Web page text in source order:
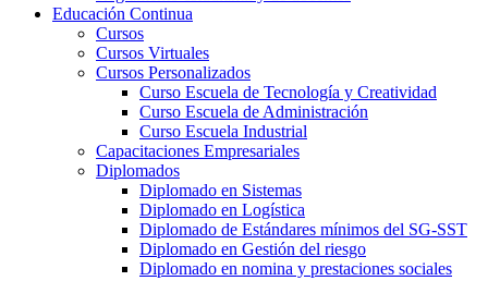
Educación Continua
Cursos
Cursos Virtuales
Cursos Personalizados
Curso Escuela de Tecnología y Creatividad
Curso Escuela de Administración
Curso Escuela Industrial
Capacitaciones Empresariales
Diplomados
Diplomado en Sistemas
Diplomado en Logística
Diplomado de Estándares mínimos del SG-SST
Diplomado en Gestión del riesgo
Diplomado en nomina y prestaciones sociales